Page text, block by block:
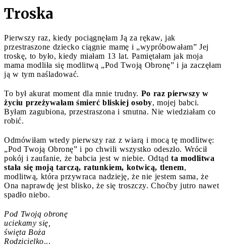
Troska
Pierwszy raz, kiedy pociągnęłam Ją za rękaw, jak
przestraszone dziecko ciągnie mamę i „wypróbowałam” Jej
troskę, to było, kiedy miałam 13 lat. Pamiętałam jak moja
mama modliła się modlitwą „Pod Twoją Obronę” i ja zaczęłam
ją w tym naśladować.
To był akurat moment dla mnie trudny. Po raz pierwszy w
życiu przeżywałam śmierć bliskiej osoby, mojej babci.
Byłam zagubiona, przestraszona i smutna. Nie wiedziałam co
robić.
Odmówiłam wtedy pierwszy raz z wiarą i mocą tę modlitwę:
„Pod Twoją Obronę” i po chwili wszystko odeszło. Wrócił
pokój i zaufanie, że babcia jest w niebie. Odtąd ta modlitwa
stała się moją tarczą, ratunkiem, kotwicą, tlenem,
modlitwą, która przywraca nadzieję, że nie jestem sama, że
Ona naprawdę jest blisko, że się troszczy. Choćby jutro nawet
spadło niebo.
Pod Twoją obronę
uciekamy się,
święta Boża
Rodzicielko...